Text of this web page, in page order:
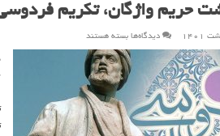
حریم واژگان، تکریم
دیدگاه‌هابرای
حریم
واژگان،
تکریم
فردوسی
است
بسته هستند